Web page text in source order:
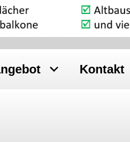
Kontakt